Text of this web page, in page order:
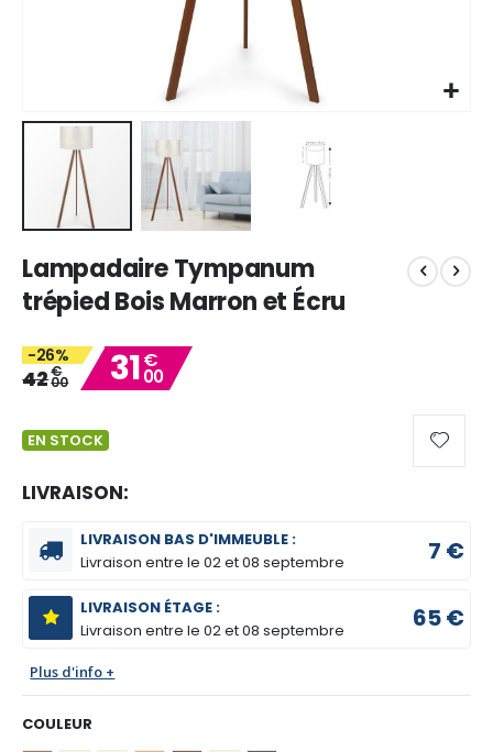
to
the
beginning
the
images
Lampadaire Tympanum
trépied Bois Marron et Écru
-26%
42€
00 31€
00
EN STOCK
LIVRAISON:
LIVRAISON BAS D'IMMEUBLE :
Livraison entre le02 et 08 septembre 7 €
LIVRAISON ÉTAGE :
Livraison entre le02 et 08 septembre 65 €
Plus d'info +
COULEUR